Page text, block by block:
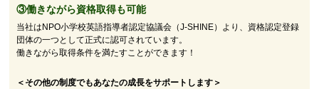
③働きながら資格取得も可能
当社はNPO小学校英語指導者認定協議会（J-SHINE）より、資格認定登録
団体の一つとして正式に認可されています。
働きながら取得条件を満たすことができます！
＜その他の制度でもあなたの成長をサポートします＞